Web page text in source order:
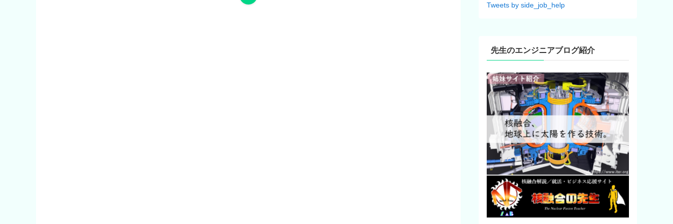
Tweets by side_job_help
先生のエンジニアブログ紹介